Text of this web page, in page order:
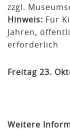
zzgl.
Hinweis: Für
Jahren,
erforderlich
Freitag 23.
Weitere